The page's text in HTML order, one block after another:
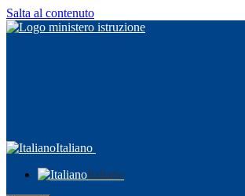
Salta al contenuto
Italiano
Italiano